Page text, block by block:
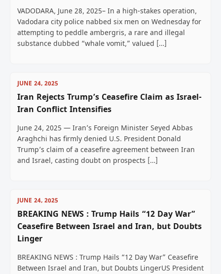
VADODARA, June 28, 2025– In a high-stakes operation,
Vadodara city police nabbed six men on Wednesday for
attempting to peddle ambergris, a rare and illegal
substance dubbed “whale vomit,” valued […]
JUNE 24, 2025
Iran Rejects Trump’s Ceasefire Claim as Israel-
Iran Conflict Intensifies
June 24, 2025 — Iran’s Foreign Minister Seyed Abbas
Araghchi has firmly denied U.S. President Donald
Trump’s claim of a ceasefire agreement between Iran
and Israel, casting doubt on prospects […]
JUNE 24, 2025
BREAKING NEWS : Trump Hails “12 Day War”
Ceasefire Between Israel and Iran, but Doubts
Linger
BREAKING NEWS : Trump Hails “12 Day War” Ceasefire
Between Israel and Iran, but Doubts LingerUS President